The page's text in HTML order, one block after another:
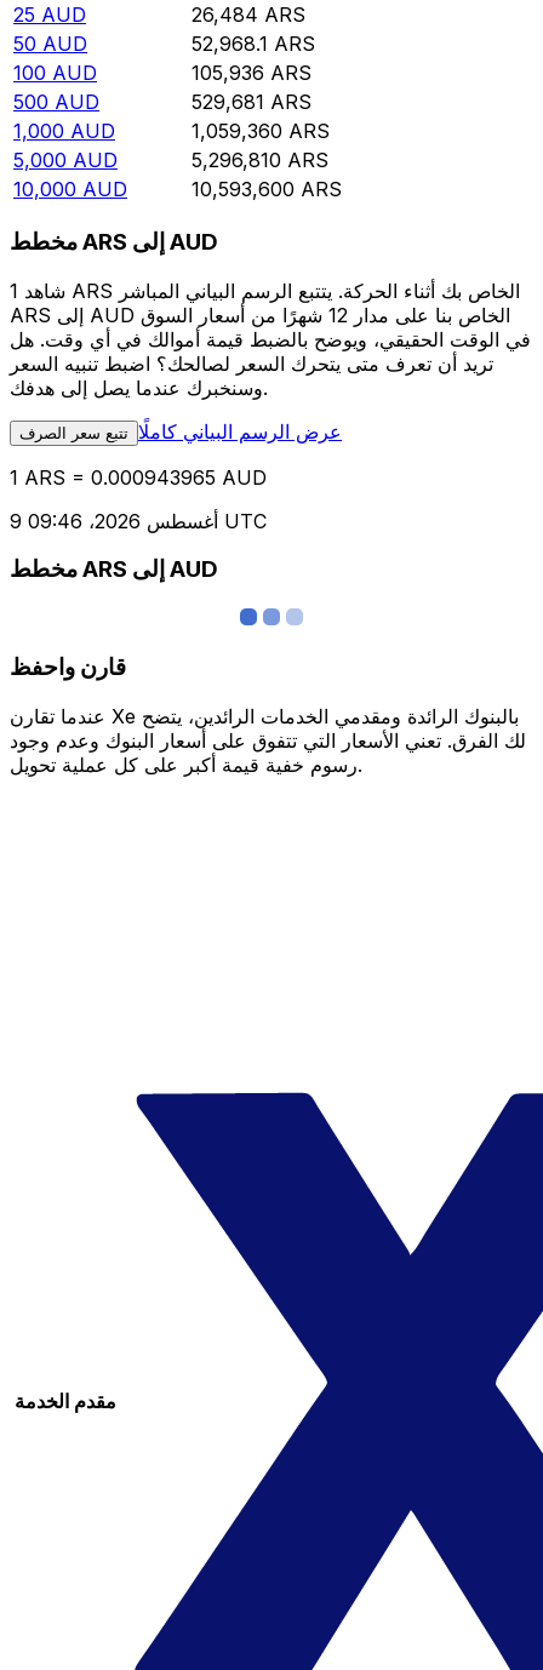
25 AUD 26,484 ARS
50 AUD 52,968.1 ARS
100 AUD 105,936 ARS
500 AUD 529,681 ARS
1,000 AUD 1,059,360 ARS
5,000 AUD 5,296,810 ARS
10,000 AUD 10,593,600 ARS
مخطط ARS إلى AUD
شاهد 1 ARS الخاص بك أثناء الحركة. يتتبع الرسم البياني المباشر
ARS إلى AUD الخاص بنا على مدار 12 شهرًا من أسعار السوق
في الوقت الحقيقي، ويوضح بالضبط قيمة أموالك في أي وقت. هل
تريد أن تعرف متى يتحرك السعر لصالحك؟ اضبط تنبيه السعر
وسنخبرك عندما يصل إلى هدفك.
تتبع سعر الصرف عرض الرسم البياني كاملًا
1 ARS = 0.000943965 AUD
9 أغسطس 2026، 09:46 UTC
مخطط ARS إلى AUD
قارن واحفظ
عندما تقارن Xe بالبنوك الرائدة ومقدمي الخدمات الرائدين، يتضح
لك الفرق. تعني الأسعار التي تتفوق على أسعار البنوك وعدم وجود
رسوم خفية قيمة أكبر على كل عملية تحويل.
مقدم الخدمة